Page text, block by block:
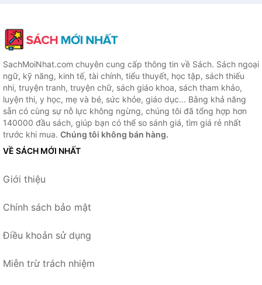
SachMoiNhat.com chuyên cung cấp thông tin về Sách. Sách ngoại
ngữ, kỹ năng, kinh tế, tài chính, tiểu thuyết, học tập, sách thiếu
nhi, truyện tranh, truyện chữ, sách giáo khoa, sách tham khảo,
luyện thi, y học, mẹ và bé, sức khỏe, giáo dục... Bằng khả năng
sẵn có cùng sự nỗ lực không ngừng, chúng tôi đã tổng hợp hơn
140000 đầu sách, giúp bạn có thể so sánh giá, tìm giá rẻ nhất
trước khi mua. Chúng tôi không bán hàng.
VỀ SÁCH MỚI NHẤT
Giới thiệu
Chính sách bảo mật
Điều khoản sử dụng
Miễn trừ trách nhiệm